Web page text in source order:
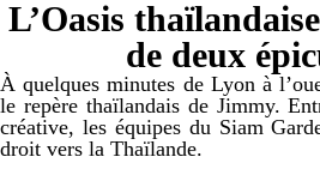
L’Oasis
de deux
À quelques minutes de Lyon à
le repère thaïlandais de Jimmy.
créative, les équipes du Siam
droit vers la Thaïlande.